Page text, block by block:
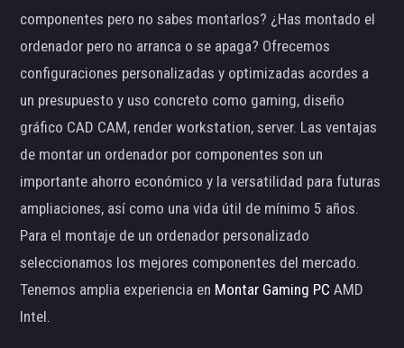
componentes pero no sabes montarlos? ¿Has montado el
ordenador pero no arranca o se apaga? Ofrecemos
configuraciones personalizadas y optimizadas acordes a
un presupuesto y uso concreto como gaming, diseño
gráfico CAD CAM, render workstation, server. Las ventajas
de montar un ordenador por componentes son un
importante ahorro económico y la versatilidad para futuras
ampliaciones, así como una vida útil de mínimo 5 años.
Para el montaje de un ordenador personalizado
seleccionamos los mejores componentes del mercado.
Tenemos amplia experiencia en Montar Gaming PC AMD
Intel.